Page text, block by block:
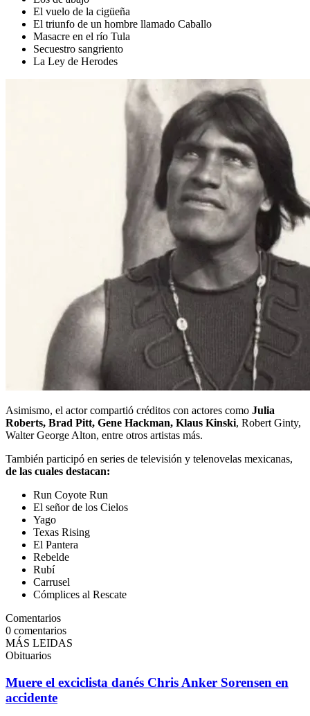
El vuelo de la cigüeña
El triunfo de un hombre llamado Caballo
Masacre en el río Tula
Secuestro sangriento
La Ley de Herodes
Asimismo, el actor compartió créditos con actores como Julia
Roberts, Brad Pitt, Gene Hackman, Klaus Kinski, Robert Ginty,
Walter George Alton, entre otros artistas más.
También participó en series de televisión y telenovelas mexicanas,
de las cuales destacan:
Run Coyote Run
El señor de los Cielos
Yago
Texas Rising
El Pantera
Rebelde
Rubí
Carrusel
Cómplices al Rescate
Comentarios
0 comentarios
MÁS LEIDAS
Obituarios
Muere el exciclista danés Chris Anker Sorensen en
accidente